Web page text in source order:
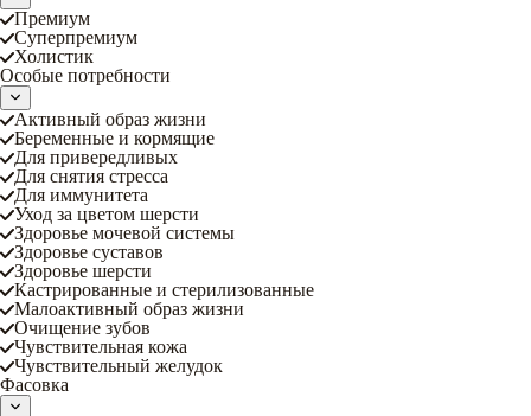
Премиум
Суперпремиум
Холистик
Особые потребности
Активный образ жизни
Беременные и кормящие
Для привередливых
Для снятия стресса
Для иммунитета
Уход за цветом шерсти
Здоровье мочевой системы
Здоровье суставов
Здоровье шерсти
Кастрированные и стерилизованные
Малоактивный образ жизни
Очищение зубов
Чувствительная кожа
Чувствительный желудок
Фасовка